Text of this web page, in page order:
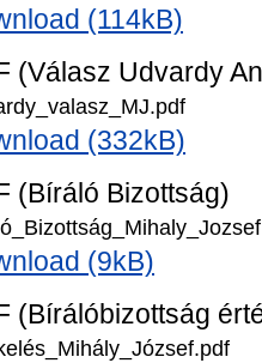
(114kB)
(Válasz Udvardy
(332kB)
(Bíráló Bizottság)
(9kB)
(Bírálóbizottság